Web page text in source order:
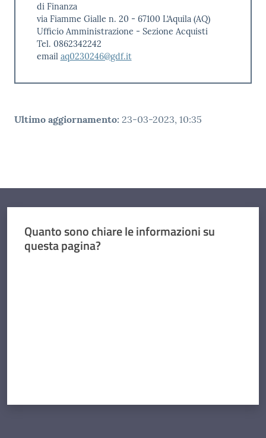
di Finanza
via Fiamme Gialle n. 20 - 67100 L’Aquila (AQ)
Ufficio Amministrazione - Sezione Acquisti
Tel. 0862342242
email aq0230246@gdf.it
Ultimo aggiornamento: 23-03-2023, 10:35
Quanto sono chiare le informazioni su
questa pagina?